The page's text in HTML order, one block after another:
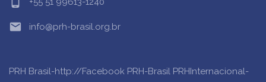
email info@prh-brasil.org.br
PRH Brasil-http://Facebook PRH-Brasil PRHInternacional-